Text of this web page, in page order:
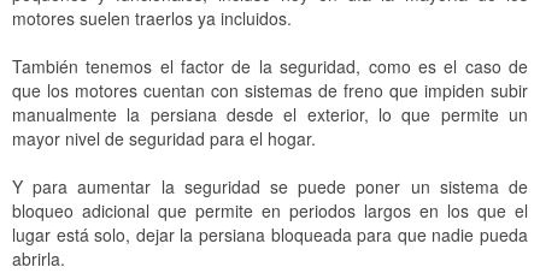
motores suelen traerlos ya incluidos.
También tenemos el factor de la seguridad, como es el caso de
que los motores cuentan con sistemas de freno que impiden subir
manualmente la persiana desde el exterior, lo que permite un
mayor nivel de seguridad para el hogar.
Y para aumentar la seguridad se puede poner un sistema de
bloqueo adicional que permite en periodos largos en los que el
lugar está solo, dejar la persiana bloqueada para que nadie pueda
abrirla.